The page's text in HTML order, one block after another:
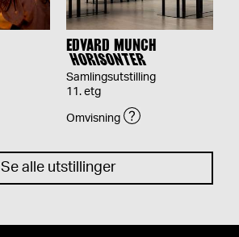
EDVARD MUNCH
HORISONTER
Samlingsutstilling
11. etg
Omvisning
Se alle utstillinger